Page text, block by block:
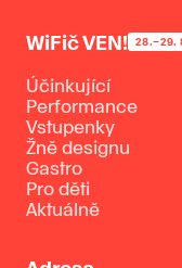
WiFič VEN! 28.–29.
Účinkující
Performance
Vstupenky
Žně designu
Gastro
Pro děti
Aktuálně